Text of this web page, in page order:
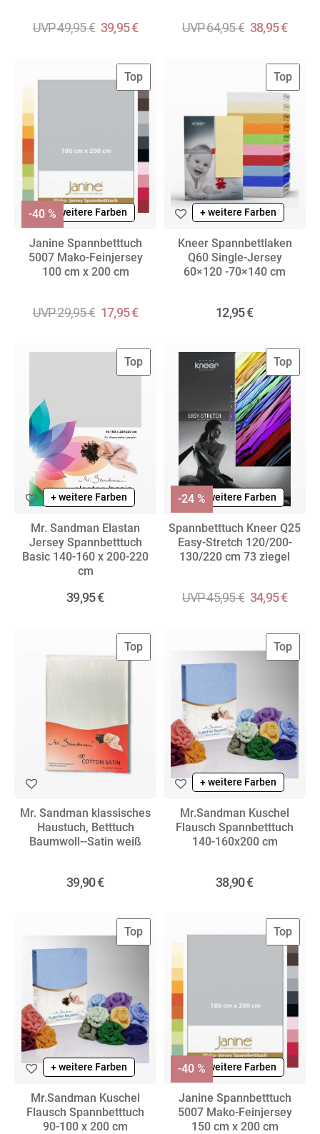
UVP 49,95 € 39,95 € UVP 64,95 € 38,95 €
Top
+ weitere Farben
Janine Spannbetttuch
5007 Mako-Feinjersey
100 cm x 200 cm
UVP 29,95 € 17,95 €
-40 %
Top
+ weitere Farben
Kneer Spannbettlaken
Q60 Single-Jersey
60×120 -70×140 cm
12,95 €
Top
+ weitere Farben
Mr. Sandman Elastan
Jersey Spannbetttuch
Basic 140-160 x 200-220
cm
39,95 €
Top
+ weitere Farben
Spannbetttuch Kneer Q25
Easy-Stretch 120/200-
130/220 cm 73 ziegel
UVP 45,95 € 34,95 €
-24 %
Top
Mr. Sandman klassisches
Haustuch, Betttuch
Baumwoll--Satin weiß
39,90 €
Top
+ weitere Farben
Mr.Sandman Kuschel
Flausch Spannbetttuch
140-160x200 cm
38,90 €
Top
+ weitere Farben
Mr.Sandman Kuschel
Flausch Spannbetttuch
90-100 x 200 cm
Top
+ weitere Farben
Janine Spannbetttuch
5007 Mako-Feinjersey
150 cm x 200 cm
-40 %